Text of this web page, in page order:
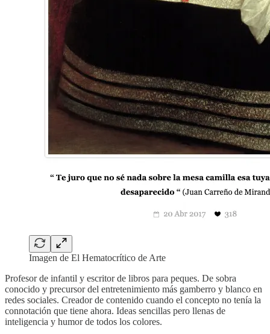
Imagen de El Hematocrítico de Arte
Profesor de infantil y escritor de libros para peques. De sobra
conocido y precursor del entretenimiento más gamberro y blanco en
redes sociales. Creador de contenido cuando el concepto no tenía la
connotación que tiene ahora. Ideas sencillas pero llenas de
inteligencia y humor de todos los colores.